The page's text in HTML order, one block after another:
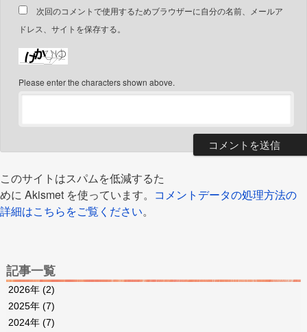
次回のコメントで使用するためブラウザーに自分の名前、メールア
ドレス、サイトを保存する。
Please enter the characters shown above.
このサイトはスパムを低減するた
めに Akismet を使っています。 コメントデータの処理方法の
詳細はこちらをご覧ください。
記事一覧
2026年 (2)
2025年 (7)
2024年 (7)